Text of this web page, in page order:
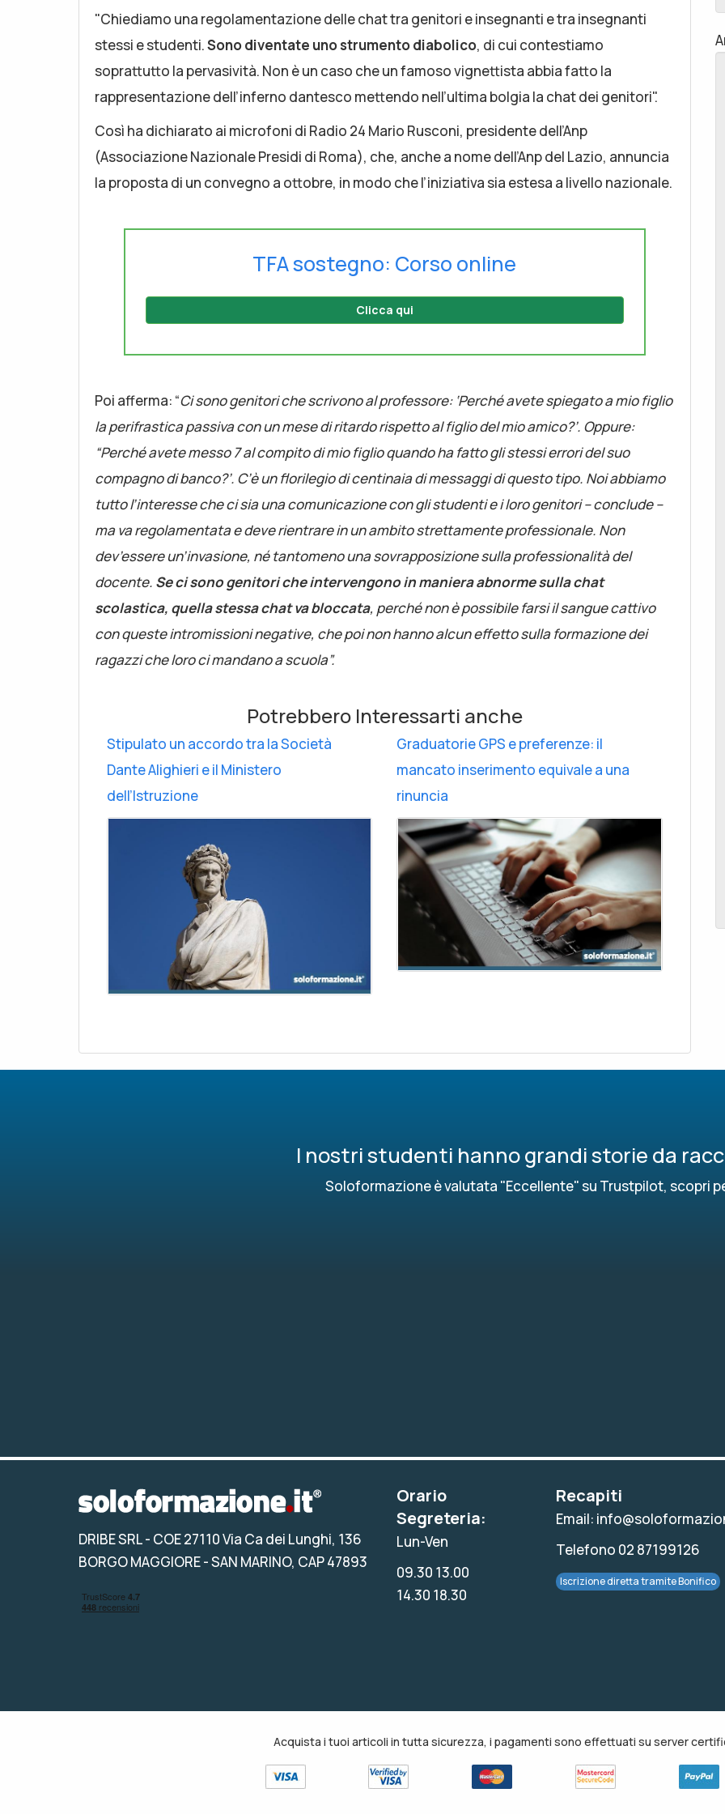
"Chiediamo una regolamentazione delle chat tra genitori e insegnanti e tra insegnanti
stessi e studenti.Sono diventate uno strumento diabolico, di cui contestiamo
soprattutto la pervasività. Non è un caso che un famoso vignettista abbia fatto la
rappresentazione dell’inferno dantesco mettendo nell’ultima bolgia la chat dei genitori".
Così ha dichiarato ai microfoni di Radio 24 Mario Rusconi, presidente dell’Anp
(Associazione Nazionale Presidi di Roma), che, anche a nome dell’Anp del Lazio, annuncia
la proposta di un convegno a ottobre, in modo che l’iniziativa sia estesa a livello nazionale.
TFA sostegno: Corso online
Clicca qui
Poi afferma: “Ci sono genitori che scrivono al professore: ‘Perché avete spiegato a mio figlio
la perifrastica passiva con un mese di ritardo rispetto al figlio del mio amico?’. Oppure:
“Perché avete messo 7 al compito di mio figlio quando ha fatto gli stessi errori del suo
compagno di banco?’. C’è un florilegio di centinaia di messaggi di questo tipo. Noi abbiamo
tutto l’interesse che ci sia una comunicazione con gli studenti e i loro genitori – conclude –
ma va regolamentata e deve rientrare in un ambito strettamente professionale. Non
dev’essere un’invasione, né tantomeno una sovrapposizione sulla professionalità del
docente. Se ci sono genitori che intervengono in maniera abnorme sulla chat
scolastica, quella stessa chat va bloccata, perché non è possibile farsi il sangue cattivo
con queste intromissioni negative, che poi non hanno alcun effetto sulla formazione dei
ragazzi che loro ci mandano a scuola”.
Potrebbero Interessarti anche
Stipulato un accordo tra la Società
Dante Alighieri e il Ministero
dell’Istruzione
Graduatorie GPS e preferenze: il
mancato inserimento equivale a una
rinuncia
I nostri studenti hanno grandi storie da
Soloformazione è valutata "Eccellente" su Trustpilot, scopri
DRIBE SRL- COE 27110 Via Ca dei Lunghi, 136
BORGO MAGGIORE - SAN MARINO, CAP 47893
Orario
Segreteria:
Lun-Ven
09.30 13.00
14.30 18.30
Recapiti
Email:
Telefono 02 87199126
Iscrizione diretta tramite Bonifico
Acquista i tuoi articoli in tutta sicurezza, i pagamenti sono effettuati su server